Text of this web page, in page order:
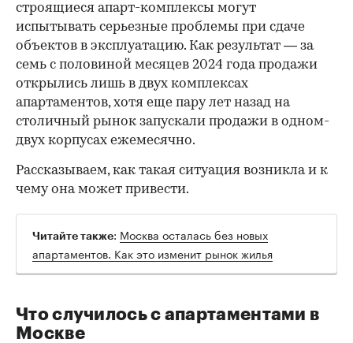
строящиеся апарт-комплексы могут
испытывать серьезные проблемы при сдаче
объектов в эксплуатацию. Как результат — за
семь с половиной месяцев 2024 года продажи
открылись лишь в двух комплексах
апартаментов, хотя еще пару лет назад на
столичный рынок запускали продажи в одном-
двух корпусах ежемесячно.
Рассказываем, как такая ситуация возникла и к
чему она может привести.
Читайте также: Москва осталась без новых
апартаментов. Как это изменит рынок жилья
Что случилось с апартаментами в
Москве